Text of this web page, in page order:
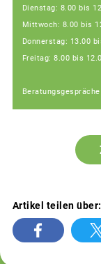
Dienstag: 8.00 bis
Mittwoch: 8.00 bis
Donnerstag: 13.00
Freitag: 8.00 bis
Artikel teilen über: